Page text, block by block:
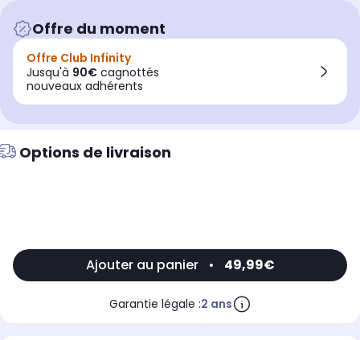
Offre du moment
Offre Club Infinity
Jusqu'à 90€ cagnottés
nouveaux adhérents
Options de livraison
Ajouter au panier • 49,99€
Garantie légale :2 ans